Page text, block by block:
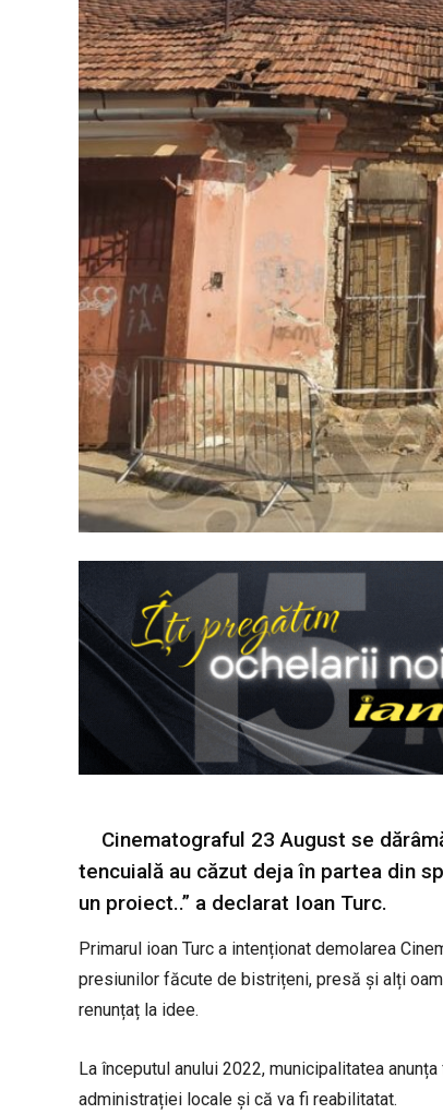
Cinematograful 23 August se
tencuială au căzut deja în partea din
un proiect..” a declarat Ioan Turc.
Primarul ioan Turc a intenționat demolarea
presiunilor făcute de bistrițeni, presă și alți
renunțaț la idee.
La începutul anului 2022, municipalitatea
administrației locale și că va fi reabilitatat.